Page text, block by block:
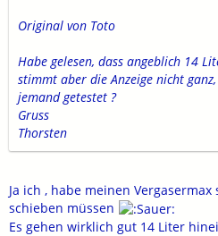
Original von Toto
Habe gelesen, dass angeblich 14
stimmt aber die Anzeige nicht
jemand getestet ?
Gruss
Thorsten
Ja ich , habe meinen
schieben müssen
Es gehen wirklich gut 14 Liter